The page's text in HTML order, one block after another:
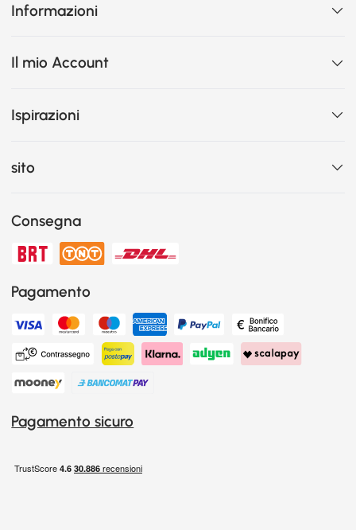
Informazioni
Il mio Account
Ispirazioni
sito
Consegna
Pagamento
Pagamento sicuro